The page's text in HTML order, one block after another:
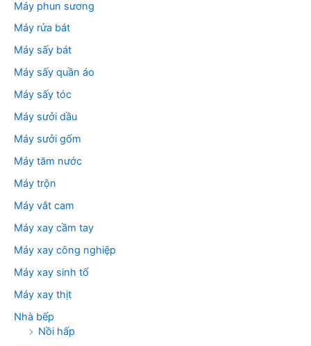
Máy phun sương
Máy rửa bát
Máy sấy bát
Máy sấy quần áo
Máy sấy tóc
Máy sưởi dầu
Máy sưởi gốm
Máy tăm nước
Máy trộn
Máy vắt cam
Máy xay cầm tay
Máy xay công nghiệp
Máy xay sinh tố
Máy xay thịt
Nhà bếp
Nồi hấp